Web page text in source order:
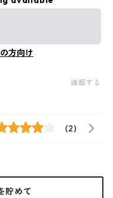
方向け
通報する
(2)
貯めて